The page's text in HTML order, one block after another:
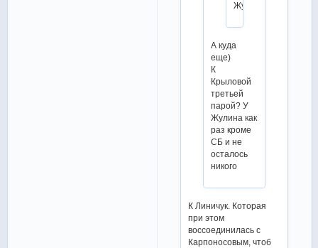
Жулин.
А куда
еще)
К
Крыловой
третьей
парой? У
Жулина как
раз кроме
СБ и не
осталось
никого
К Линичук. Которая
при этом
воссоединилась с
Карпоносовым, чтоб